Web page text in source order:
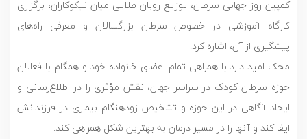
کمپین روز جهانی سرطان، توزیع روبان طلایی میان نیکوکاران، برگزاری
کارگاه آموزشی در خصوص سرطان بزرگسالان و معرفی راه‌های
پیشگیری از آن، اشاره کرد.
محک امید دارد با همراهی تمام اعضای خانواده خود و همگام با فعالان
حوزه سرطان کودک در سراسر جهان، نقش مؤثری را در اطلاع‌رسانی و
ایجاد آگاهی در این حوزه و تشخیص زودهنگام بیماری در فرزندانش
ایفا کند و آنها را در مسیر درمان به بهترین شکل همراهی کند.